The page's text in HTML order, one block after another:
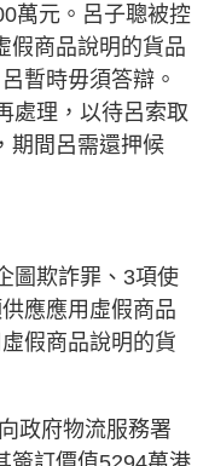
萬元。呂子聰被控
假商品說明的貨品
暫時毋須答辯。
處理，以待呂索取
期間呂需還押候
圖欺詐罪、3項使
應應用虛假商品
假商品說明的貨
政府物流服務署